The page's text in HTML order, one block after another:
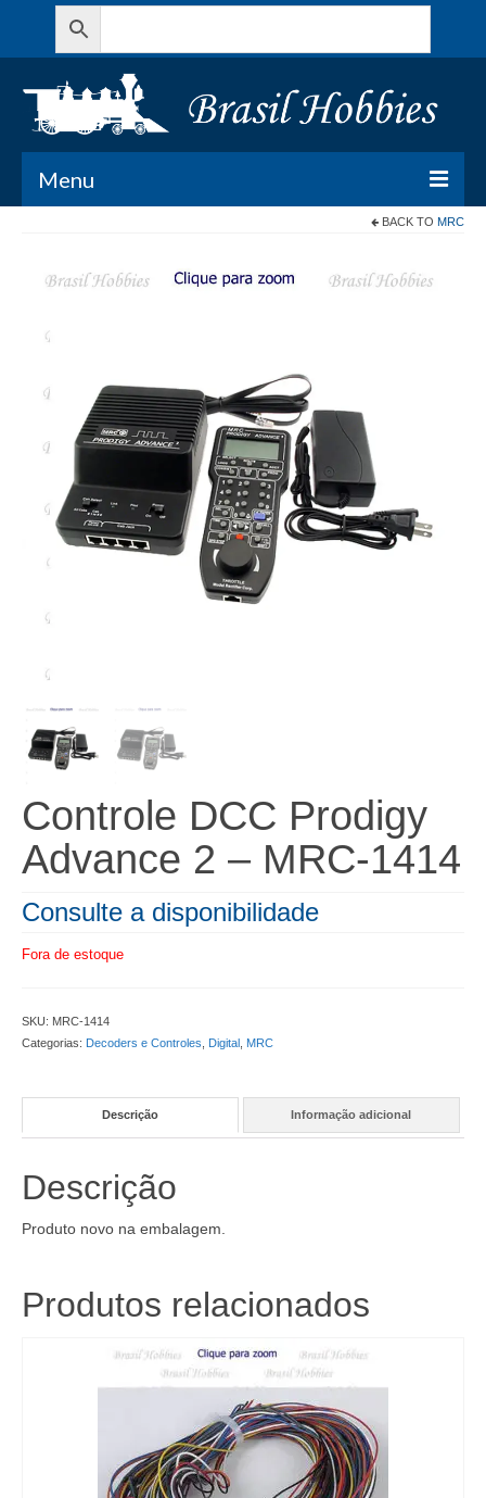
Menu
Meu Carrinho
BACK TO MRC
Controle DCC Prodigy
Advance 2 – MRC-1414
Consulte a disponibilidade
Fora de estoque
SKU: MRC-1414
Categorias: Decoders e Controles Digital MRC
Descrição Informação adicional
Descrição
Produto novo na embalagem.
Produtos relacionados